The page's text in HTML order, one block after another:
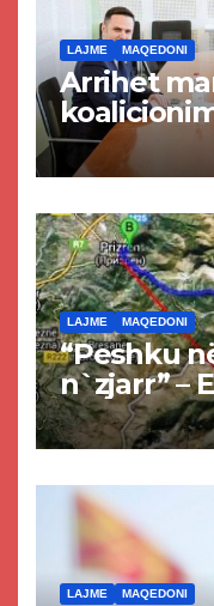
LAJME MAQEDONI
Arrihet
Kurtit dhe
LAJME MAQEDONI
“Peshku
n`zjarr” –
projekti i
Tetovës
LAJME MAQEDONI